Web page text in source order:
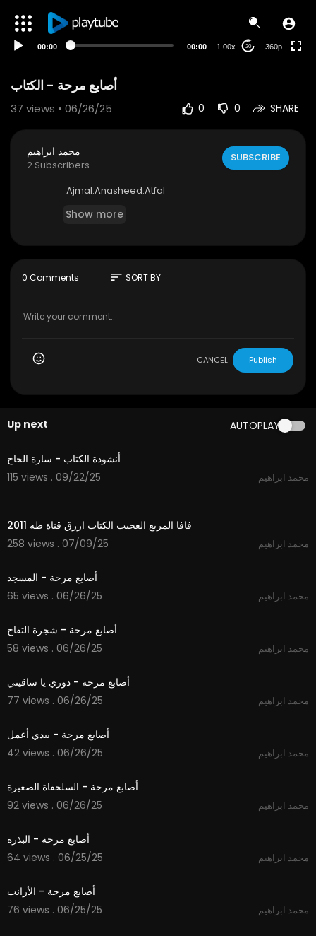
00:00 00:00 1.00x 20 360p
أصابع مرحة - الكتاب
37 views • 06/26/25 0 0 SHARE
محمد ابراهيم
2 Subscribers
SUBSCRIBE
⁣⁣⁣⁣⁣Ajmal.Anasheed.Atfal
Show more
0 Comments sort SORT BY
CANCEL Publish
Up next AUTOPLAY
2:08
أنشودة الكتاب - سارة الحاج
115 views . 09/22/25
محمد ابراهيم
فافا المربع العجيب الكتاب ازرق قناة طه 2011
258 views . 07/09/25
محمد ابراهيم
أصابع مرحة - المسجد
65 views . 06/26/25
محمد ابراهيم
أصابع مرحة - شجرة التفاح
58 views . 06/26/25
محمد ابراهيم
أصابع مرحة - دوري يا ساقيتي
77 views . 06/26/25
محمد ابراهيم
أصابع مرحة - بيدي أعمل
42 views . 06/26/25
محمد ابراهيم
أصابع مرحة - السلحفاة الصغيرة
92 views . 06/26/25
محمد ابراهيم
أصابع مرحة - البذرة
64 views . 06/25/25
محمد ابراهيم
أصابع مرحة - الأرانب
76 views . 06/25/25
محمد ابراهيم